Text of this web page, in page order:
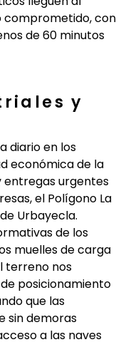
comprometido, con
de 60 minutos
y
diario en los
económica de la
entregas urgentes
el Polígono La
Urbayecla.
de los
muelles de carga
terreno nos
posicionamiento
que las
sin demoras
a las naves